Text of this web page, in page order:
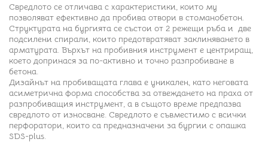
Свредлото се отличава с характеристики, които му
позволяват ефективно да пробива отвори в стоманобетон.
Структурата на бургията се състои от 2 режещи ръба и две
подсилени спирали, които предотвратяват заклиняването в
арматурата. Върхът на пробивния инструмент е центриращ,
което допринася за по-активно и точно разпробиване в
бетона.
Дизайнът на пробиващата глава е уникален, като неговата
асиметрична форма способства за отвеждането на праха от
разпробиващия инструмент, а в същото време предпазва
свредлото от износване. Свредлото е съвместимо с всички
перфоратори, които са предназначени за бургии с опашка
SDS-plus.